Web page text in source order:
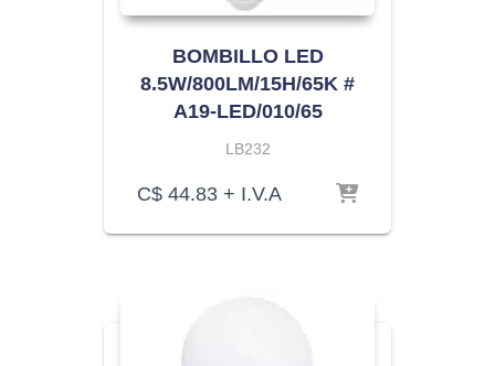
BOMBILLO LED
8.5W/800LM/15H/65K #
A19-LED/010/65
LB232
C$ 44.83 + I.V.A